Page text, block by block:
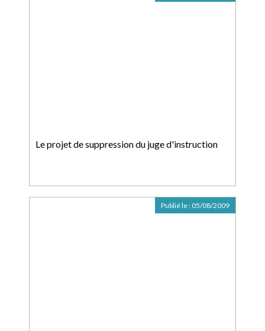
Le projet de suppression du juge d'instruction
Publié le : 05/08/2009